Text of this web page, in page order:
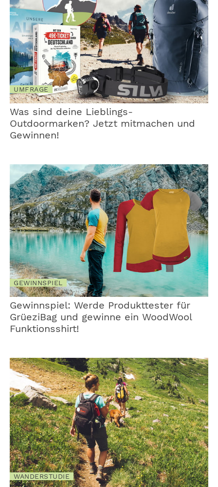
UMFRAGE
Was sind deine Lieblings-
Outdoormarken? Jetzt mitmachen und
Gewinnen!
GEWINNSPIEL
Gewinnspiel: Werde Produkttester für
GrüeziBag und gewinne ein WoodWool
Funktionsshirt!
WANDERSTUDIE